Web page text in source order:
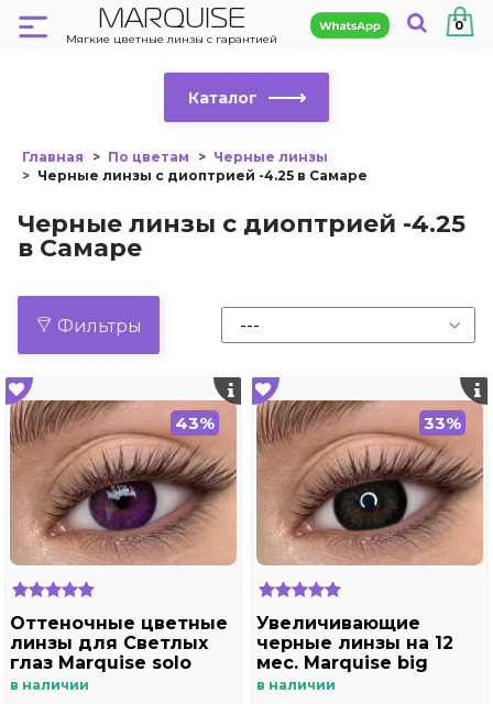
MARQUISE
Мягкие цветные линзы с гарантией
0
Каталог
Главная По цветам
Черные линзы
Черные линзы с диоптрией -4.25 в Самаре
Черные линзы с диоптрией -4.25
в Самаре
Фильтры
43%
Оттеночные цветные
линзы для Светлых
глаз Marquise solo
violet (фиолетовый)
в наличии
33%
Увеличивающие
черные линзы на 12
мес. Marquise big
black - gray
в наличии